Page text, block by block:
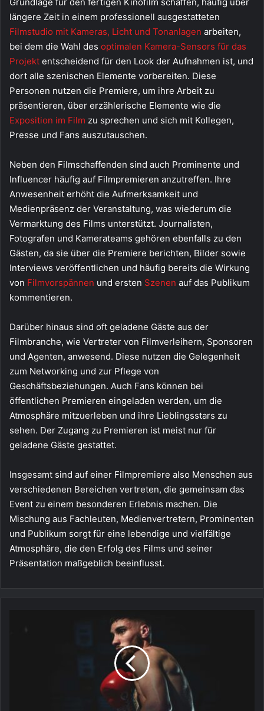
längere Zeit in einem professionell ausgestatteten
Filmstudio mit Kameras, Licht und Tonanlagen arbeiten,
bei dem die Wahl des optimalen Kamera-Sensors für das
Projekt entscheidend für den Look der Aufnahmen ist, und
dort alle szenischen Elemente vorbereiten. Diese
Personen nutzen die Premiere, um ihre Arbeit zu
präsentieren, über erzählerische Elemente wie die
Exposition im Film zu sprechen und sich mit Kollegen,
Presse und Fans auszutauschen.
Neben den Filmschaffenden sind auch Prominente und
Influencer häufig auf Filmpremieren anzutreffen. Ihre
Anwesenheit erhöht die Aufmerksamkeit und
Medienpräsenz der Veranstaltung, was wiederum die
Vermarktung des Films unterstützt. Journalisten,
Fotografen und Kamerateams gehören ebenfalls zu den
Gästen, da sie über die Premiere berichten, Bilder sowie
Interviews veröffentlichen und häufig bereits die Wirkung
von Filmvorspännen und ersten Szenen auf das Publikum
kommentieren.
Darüber hinaus sind oft geladene Gäste aus der
Filmbranche, wie Vertreter von Filmverleihern, Sponsoren
und Agenten, anwesend. Diese nutzen die Gelegenheit
zum Networking und zur Pflege von
Geschäftsbeziehungen. Auch Fans können bei
öffentlichen Premieren eingeladen werden, um die
Atmosphäre mitzuerleben und ihre Lieblingsstars zu
sehen. Der Zugang zu Premieren ist meist nur für
geladene Gäste gestattet.
Insgesamt sind auf einer Filmpremiere also Menschen aus
verschiedenen Bereichen vertreten, die gemeinsam das
Event zu einem besonderen Erlebnis machen. Die
Mischung aus Fachleuten, Medienvertretern, Prominenten
und Publikum sorgt für eine lebendige und vielfältige
Atmosphäre, die den Erfolg des Films und seiner
Präsentation maßgeblich beeinflusst.